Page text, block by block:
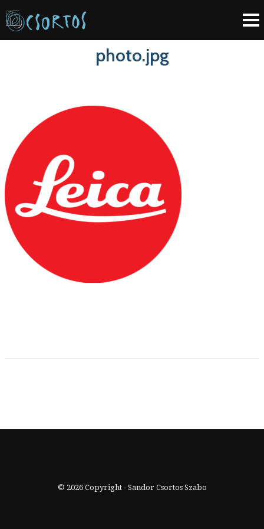
photo.jpg
© 2026 Copyright - Sandor Csortos Szabo